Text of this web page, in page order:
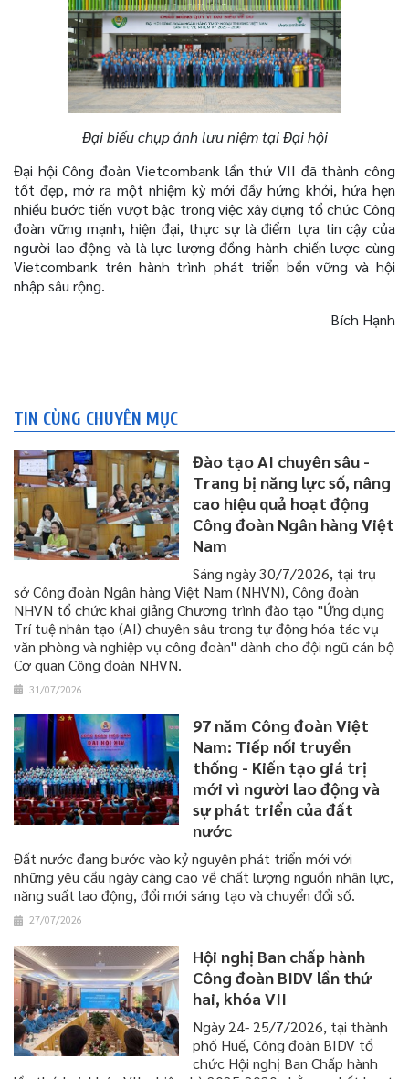
Đại biểu chụp ảnh lưu niệm tại Đại hội
Đại hội Công đoàn Vietcombank lần thứ VII đã thành công
tốt đẹp, mở ra một nhiệm kỳ mới đầy hứng khởi, hứa hẹn
nhiều bước tiến vượt bậc trong việc xây dựng tổ chức Công
đoàn vững mạnh, hiện đại, thực sự là điểm tựa tin cậy của
người lao động và là lực lượng đồng hành chiến lược cùng
Vietcombank trên hành trình phát triển bền vững và hội
nhập sâu rộng.
Bích Hạnh
TIN CÙNG CHUYÊN MỤC
Đào tạo AI chuyên sâu -
Trang bị năng lực số, nâng
cao hiệu quả hoạt động
Công đoàn Ngân hàng Việt
Nam
Sáng ngày 30/7/2026, tại trụ
sở Công đoàn Ngân hàng Việt Nam (NHVN), Công đoàn
NHVN tổ chức khai giảng Chương trình đào tạo "Ứng dụng
Trí tuệ nhân tạo (AI) chuyên sâu trong tự động hóa tác vụ
văn phòng và nghiệp vụ công đoàn" dành cho đội ngũ cán bộ
Cơ quan Công đoàn NHVN.
31/07/2026
97 năm Công đoàn Việt
Nam: Tiếp nối truyền
thống - Kiến tạo giá trị
mới vì người lao động và
sự phát triển của đất
nước
Đất nước đang bước vào kỷ nguyên phát triển mới với
những yêu cầu ngày càng cao về chất lượng nguồn nhân lực,
năng suất lao động, đổi mới sáng tạo và chuyển đổi số.
27/07/2026
Hội nghị Ban chấp hành
Công đoàn BIDV lần thứ
hai, khóa VII
Ngày 24- 25/7/2026, tại thành
phố Huế, Công đoàn BIDV tổ
chức Hội nghị Ban Chấp hành